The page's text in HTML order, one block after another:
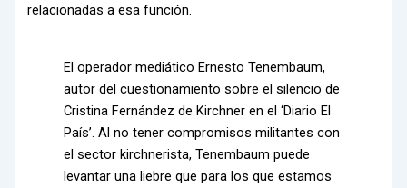
relacionadas a esa función.
El operador mediático Ernesto Tenembaum,
autor del cuestionamiento sobre el silencio de
Cristina Fernández de Kirchner en el ‘Diario El
País’. Al no tener compromisos militantes con
el sector kirchnerista, Tenembaum puede
levantar una liebre que para los que estamos